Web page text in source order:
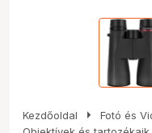
Kezdőoldal arrow_right Fotó és